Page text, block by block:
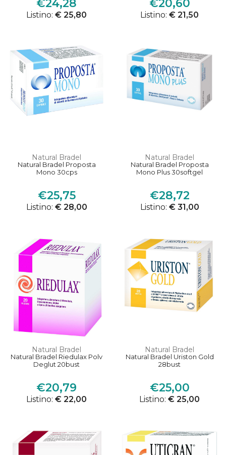
€24,28
Listino: € 25,80
€20,60
Listino: € 21,50
Natural Bradel
Natural Bradel Proposta
Mono 30cps
€25,75
Listino: € 28,00
Natural Bradel
Natural Bradel Proposta
Mono Plus 30softgel
€28,72
Listino: € 31,00
Natural Bradel
Natural Bradel Riedulax Polv
Deglut 20bust
€20,79
Listino: € 22,00
Natural Bradel
Natural Bradel Uriston Gold
28bust
€25,00
Listino: € 25,00